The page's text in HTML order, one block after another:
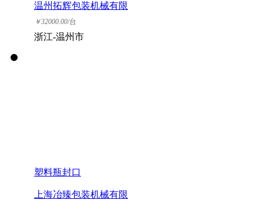
温州拓辉包装机械有限
公司
￥32000.00/台
浙江-温州市
塑料瓶封口
上海冶臻包装机械有限